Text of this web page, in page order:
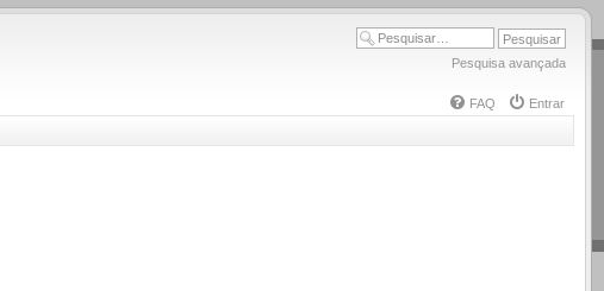
Pesquisa avançada
FAQ
Entrar